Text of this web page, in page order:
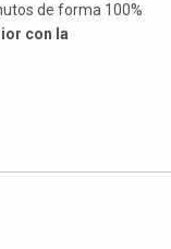
de forma 100%
con la